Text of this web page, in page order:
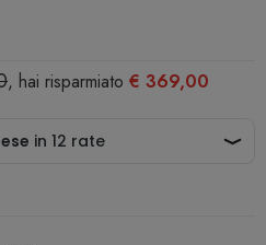
, hai risparmiato € 369,00